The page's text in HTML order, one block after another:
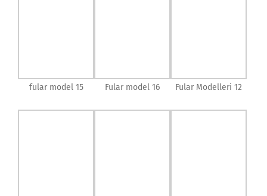
fular model 15 Fular model 16 Fular Modelleri 12